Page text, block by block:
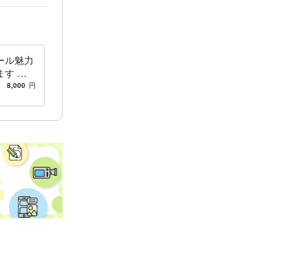
ル魅力
す 婚
ィール
8,000 円